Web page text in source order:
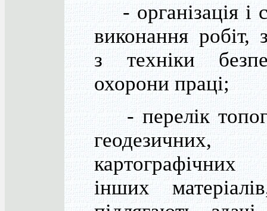
- організація і
виконання робіт,
з техніки
охорони праці;
- перелік
геодезичних,
інших